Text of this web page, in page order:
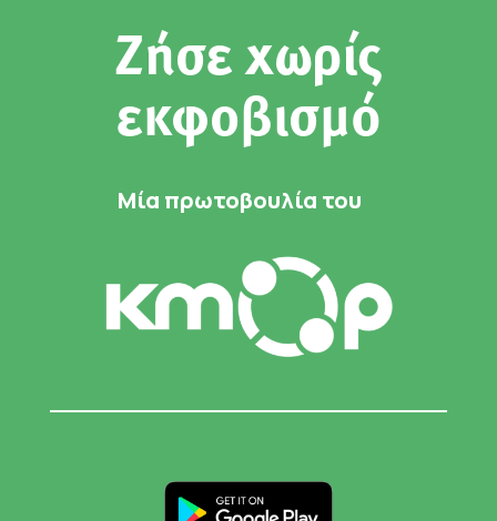
Ζήσε χωρίς
εκφοβισμό
Μία πρωτοβουλία του